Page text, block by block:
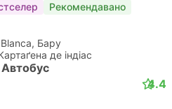
Рекомендавано
Бару
де індіас
4.4